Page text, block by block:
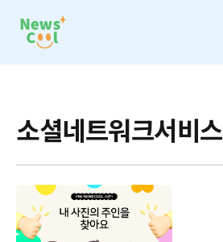
소셜네트워크서비스